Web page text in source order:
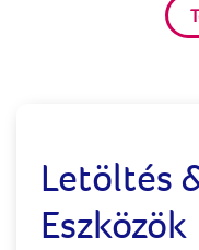
Letöltés
Eszközök